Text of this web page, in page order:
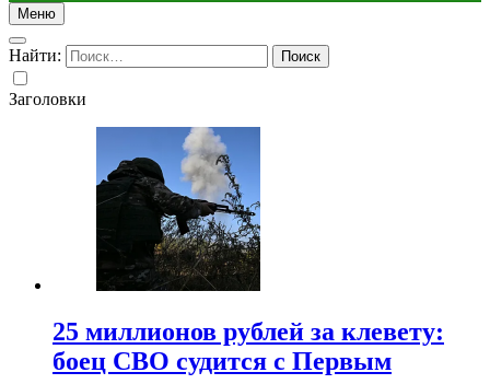
Меню
Найти:
Заголовки
25 миллионов рублей за клевету:
боец СВО судится с Первым